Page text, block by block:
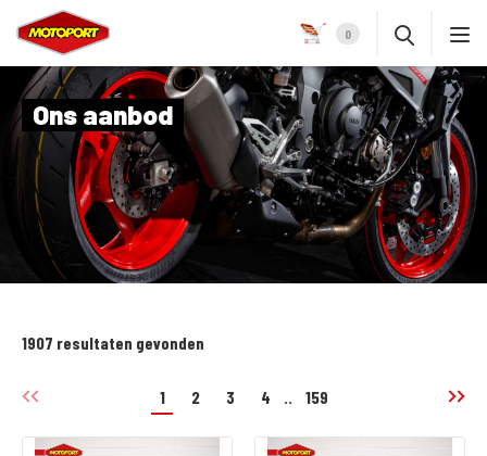
0
Ons aanbod
1907 resultaten gevonden
1 2 3 4 .. 159